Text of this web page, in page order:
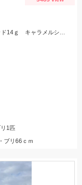
春爆スタート！ヒットルアー：ヒラメ→ジグヘッド14ｇ キャラメルシャッド3.5インチ。青物→Ｒサーディン40ｇ
1匹
ブリ66ｃｍ